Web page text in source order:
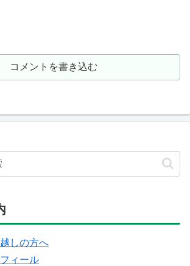
コメントを書き込む
しの方へ
ィール